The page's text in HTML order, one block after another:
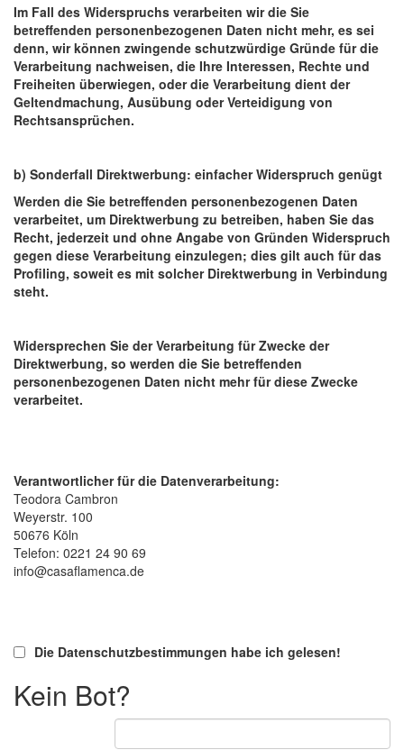
Im Fall des Widerspruchs verarbeiten wir die Sie
betreffenden personenbezogenen Daten nicht mehr, es sei
denn, wir können zwingende schutzwürdige Gründe für die
Verarbeitung nachweisen, die Ihre Interessen, Rechte und
Freiheiten überwiegen, oder die Verarbeitung dient der
Geltendmachung, Ausübung oder Verteidigung von
Rechtsansprüchen.
b) Sonderfall Direktwerbung: einfacher Widerspruch genügt
Werden die Sie betreffenden personenbezogenen Daten
verarbeitet, um Direktwerbung zu betreiben, haben Sie das
Recht, jederzeit und ohne Angabe von Gründen Widerspruch
gegen diese Verarbeitung einzulegen; dies gilt auch für das
Profiling, soweit es mit solcher Direktwerbung in Verbindung
steht.
Widersprechen Sie der Verarbeitung für Zwecke der
Direktwerbung, so werden die Sie betreffenden
personenbezogenen Daten nicht mehr für diese Zwecke
verarbeitet.
Verantwortlicher für die Datenverarbeitung:
Teodora Cambron
Weyerstr. 100
50676 Köln
Telefon: 0221 24 90 69
info@casaflamenca.de
Die Datenschutzbestimmungen habe ich gelesen!
Kein Bot?